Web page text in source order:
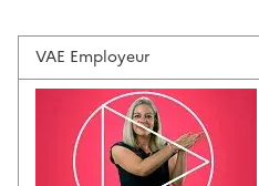
VAE Employeur